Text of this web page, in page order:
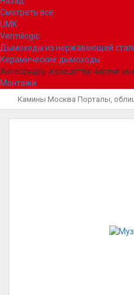
Смотреть все
UMK
Vermilogic
Дымоходы из нержавеющей
Керамические дымоходы
Аксессуары и средства чистки
Монтажи
Камины Москва Порталы,